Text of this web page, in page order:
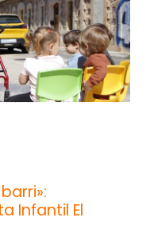
Infantil El